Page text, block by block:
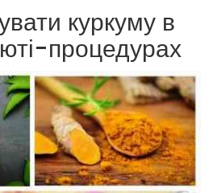
куркуму в
процедурах